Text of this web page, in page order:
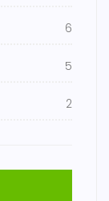
6
5
2